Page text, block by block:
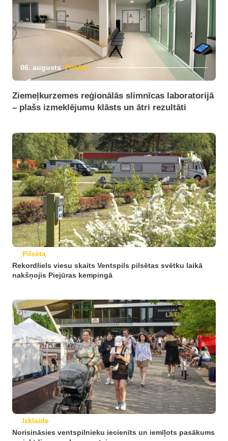
06. augusts Pilsēta
Ziemeļkurzemes reģionālās slimnīcas laboratorijā
– plašs izmeklējumu klāsts un ātri rezultāti
Pilsēta
Rekordliels viesu skaits Ventspils pilsētas svētku laikā
nakšņojis Piejūras kempingā
Izklaide
Norisināsies ventspilnieku iecienīts un iemīļots pasākums